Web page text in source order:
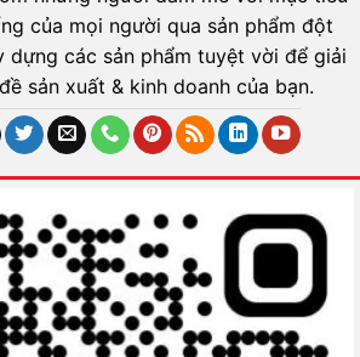
của mọi người qua sản phẩm đột
dựng các sản phẩm tuyệt vời để giải
sản xuất & kinh doanh của bạn.